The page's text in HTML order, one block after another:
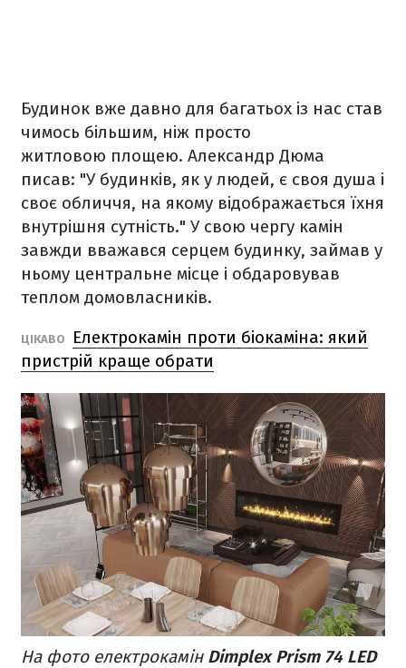
Будинок вже давно для багатьох із нас став
чимось більшим, ніж просто
житловою площею. Александр Дюма
писав: "У будинків, як у людей, є своя душа і
своє обличчя, на якому відображається їхня
внутрішня сутність." У свою чергу камін
завжди вважався серцем будинку, займав у
ньому центральне місце і обдаровував
теплом домовласників.
ЦІКАВО
Електрокамін проти біокаміна: який
пристрій краще обрати
На фото електрокамін Dimplex Prism 74 LED